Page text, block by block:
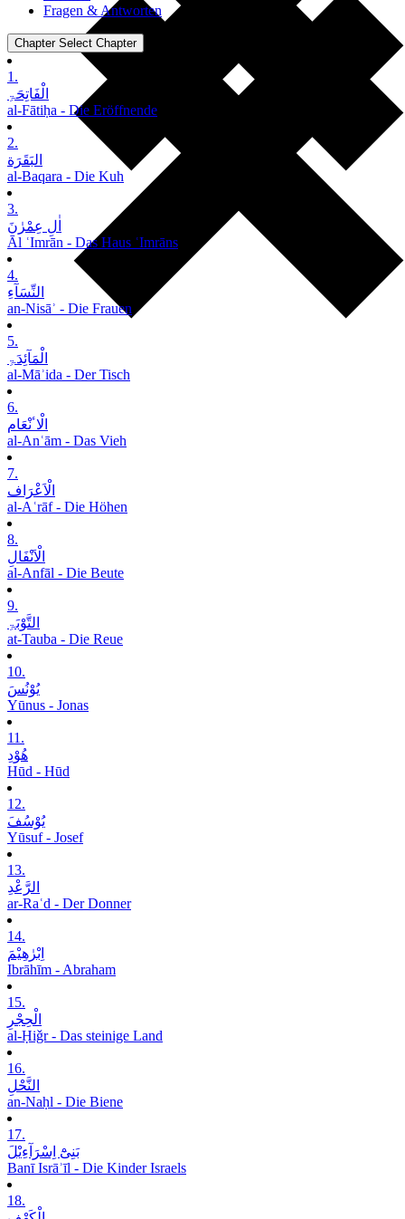
Fragen & Antworten
Chapter Select Chapter
1.
الْفَاتِحَۃِ
al-Fātiḥa - Die Eröffnende
2.
البَقَرَة
al-Baqara - Die Kuh
3.
اٰلِ عِمْرٰنَ
Āl ʿImrān - Das Haus ʿImrāns
4.
النِّسَآءِ
an-Nisāʾ - Die Frauen
5.
الْمَآئِدَۃِ
al-Māʾida - Der Tisch
6.
الْاٴنْعَام
al-Anʿām - Das Vieh
7.
الْاَعْرَاف
al-Aʿrāf - Die Höhen
8.
الْاَنْفَالِ
al-Anfāl - Die Beute
9.
التَّوْبَۃِ
at-Tauba - Die Reue
10.
یُوْنُسَ
Yūnus - Jonas
11.
ھُوْدِ
Hūd - Hūd
12.
یُوْسُفَ
Yūsuf - Josef
13.
الرَّعْدِ
ar-Raʿd - Der Donner
14.
اِبْرٰھِیْمَ
Ibrāhīm - Abraham
15.
الْحِجْرِ
al-Ḥiǧr - Das steinige Land
16.
النَّحْلِ
an-Naḥl - Die Biene
17.
بَنِیْٓ اِسْرَآءِیْلَ
Banī Isrāʾīl - Die Kinder Israels
18.